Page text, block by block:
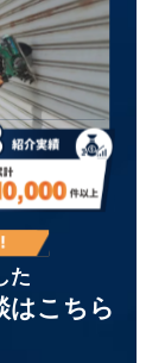
た
はこちら